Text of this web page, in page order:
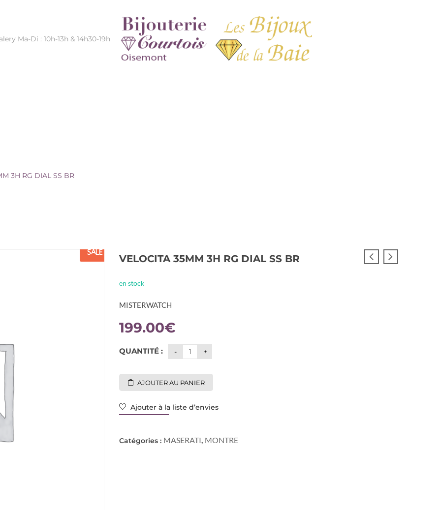
Ma-Di : 10h-13h & 14h30-19h
3H RG DIAL SS BR
SALE VELOCITA 35MM 3H RG DIAL SS BR
en stock
MISTERWATCH
199.00€
QUANTITÉ :
AJOUTER AU PANIER
Ajouter à la liste d’envies
Catégories : MASERATI, MONTRE